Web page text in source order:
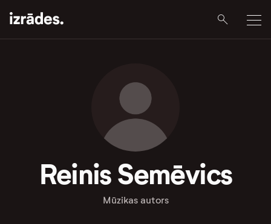
Reinis Semēvics
Mūzikas autors